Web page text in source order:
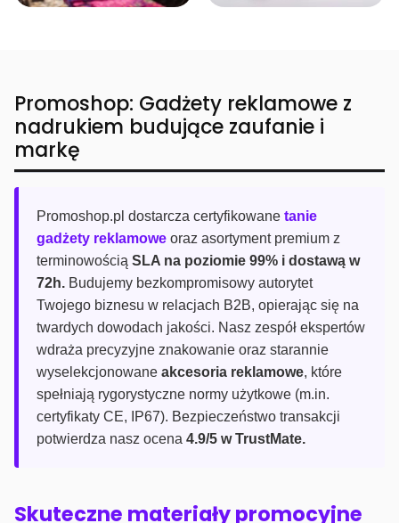
Promoshop: Gadżety reklamowe z
nadrukiem budujące zaufanie i
markę
Promoshop.pl dostarcza certyfikowane tanie
gadżety reklamowe oraz asortyment premium z
terminowością SLA na poziomie 99% i dostawą w
72h. Budujemy bezkompromisowy autorytet
Twojego biznesu w relacjach B2B, opierając się na
twardych dowodach jakości. Nasz zespół ekspertów
wdraża precyzyjne znakowanie oraz starannie
wyselekcjonowane akcesoria reklamowe, które
spełniają rygorystyczne normy użytkowe (m.in.
certyfikaty CE, IP67). Bezpieczeństwo transakcji
potwierdza nasz ocena 4.9/5 w TrustMate.
Skuteczne materiały promocyjne